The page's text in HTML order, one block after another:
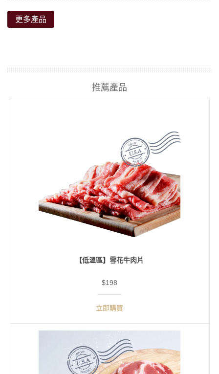
更多產品
推薦產品
【低溫區】雪花牛肉片
$198
立即購買